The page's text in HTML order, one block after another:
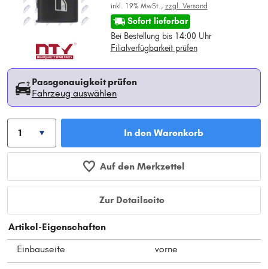
inkl. 19% MwSt., zzgl. Versand
Sofort lieferbar
Bei Bestellung bis 14:00 Uhr
Filialverfügbarkeit prüfen
Passgenauigkeit prüfen
Fahrzeug auswählen
In den Warenkorb
Auf den Merkzettel
Zur Detailseite
Artikel-Eigenschaften
Einbauseite
vorne